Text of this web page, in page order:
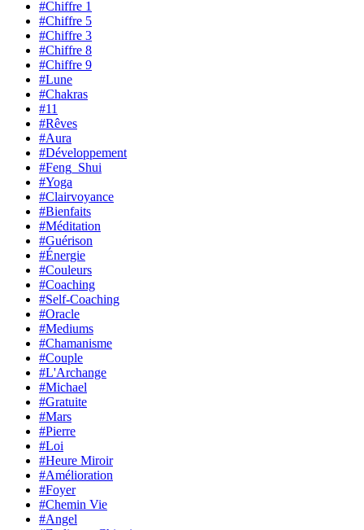
#Chiffre 1
#Chiffre 5
#Chiffre 3
#Chiffre 8
#Chiffre 9
#Lune
#Chakras
#11
#Rêves
#Aura
#Développement
#Feng_Shui
#Yoga
#Clairvoyance
#Bienfaits
#Méditation
#Guérison
#Énergie
#Couleurs
#Coaching
#Self-Coaching
#Oracle
#Mediums
#Chamanisme
#Couple
#L'Archange
#Michael
#Gratuite
#Mars
#Pierre
#Loi
#Heure Miroir
#Amélioration
#Foyer
#Chemin Vie
#Angel